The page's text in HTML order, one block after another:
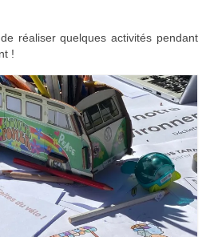
citoyens de déchets
réaliser quelques activités pendant
!